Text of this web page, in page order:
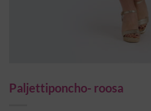
Paljettiponcho- roosa